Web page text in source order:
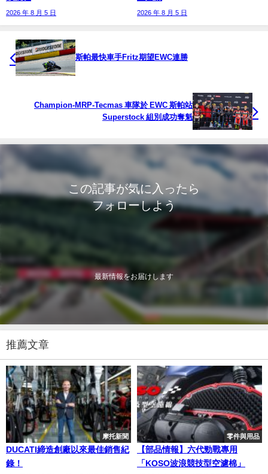
2026 年 8 月 5 日 2026 年 8 月 5 日
斯帕最快車手Fritz期望EWC連勝
Champion-MRP-Tecmas 車隊於 EWC 斯帕站
Superstock 組別成功奪魁
この記事が気に入ったら
フォローしよう
最新情報をお届けします
推薦文章
摩托新聞
DUCATI締造創廠以來最佳銷售紀
錄！
零件與用品
【部品情報】六代勁戰專用
「KOSO波浪競技型空濾棉」